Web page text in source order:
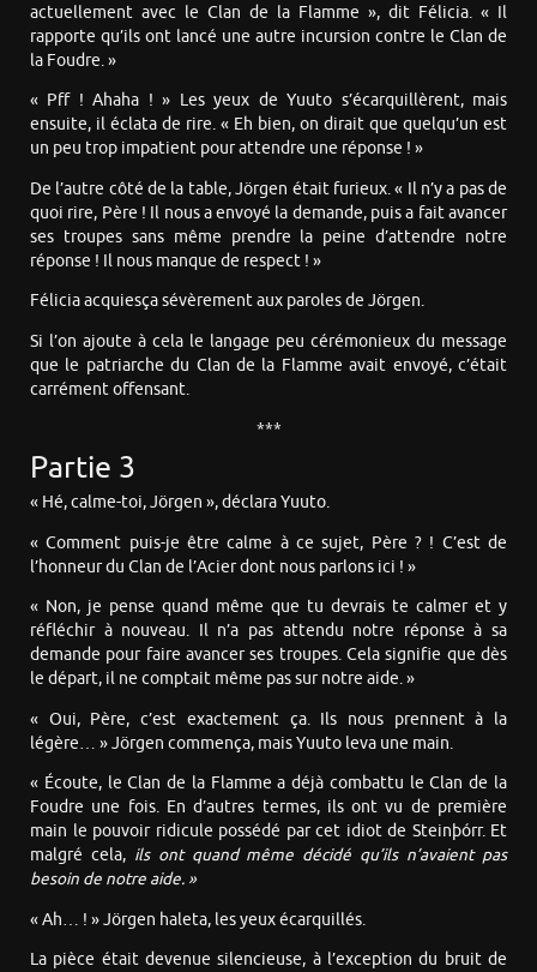
actuellement avec le Clan de la Flamme », dit Félicia. « Il
rapporte qu’ils ont lancé une autre incursion contre le Clan de
la Foudre. »
« Pff ! Ahaha ! » Les yeux de Yuuto s’écarquillèrent, mais
ensuite, il éclata de rire. « Eh bien, on dirait que quelqu’un est
un peu trop impatient pour attendre une réponse ! »
De l’autre côté de la table, Jörgen était furieux. « Il n’y a pas de
quoi rire, Père ! Il nous a envoyé la demande, puis a fait avancer
ses troupes sans même prendre la peine d’attendre notre
réponse ! Il nous manque de respect ! »
Félicia acquiesça sévèrement aux paroles de Jörgen.
Si l’on ajoute à cela le langage peu cérémonieux du message
que le patriarche du Clan de la Flamme avait envoyé, c’était
carrément offensant.
***
Partie 3
« Hé, calme-toi, Jörgen », déclara Yuuto.
« Comment puis-je être calme à ce sujet, Père ? ! C’est de
l’honneur du Clan de l’Acier dont nous parlons ici ! »
« Non, je pense quand même que tu devrais te calmer et y
réfléchir à nouveau. Il n’a pas attendu notre réponse à sa
demande pour faire avancer ses troupes. Cela signifie que dès
le départ, il ne comptait même pas sur notre aide. »
« Oui, Père, c’est exactement ça. Ils nous prennent à la
légère… » Jörgen commença, mais Yuuto leva une main.
« Écoute, le Clan de la Flamme a déjà combattu le Clan de la
Foudre une fois. En d’autres termes, ils ont vu de première
main le pouvoir ridicule possédé par cet idiot de Steinþórr. Et
malgré cela, ils ont quand même décidé qu’ils n’avaient pas
besoin de notre aide. »
« Ah… ! » Jörgen haleta, les yeux écarquillés.
La pièce était devenue silencieuse, à l’exception du bruit de